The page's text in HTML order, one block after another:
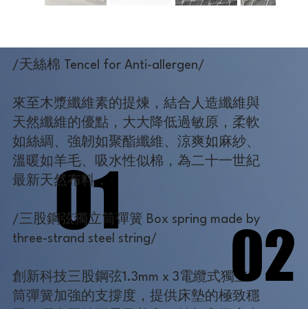
01
01
/天絲棉 Tencel for Anti-allergen/
來至木漿纖維素的提煉，結合人造纖維與
天然纖維的優點，大大降低過敏原，柔軟
如絲綢、強韌如聚酯纖維、涼爽如麻紗、
溫暖如羊毛、吸水性似棉，為二十一世紀
最新天然布料．
/三股鋼弦獨立筒彈簧 Box spring made by
three-strand steel string/
創新科技三股鋼弦1.3mm x 3電纜式獨立
筒彈簧加強的支撐度，提供床墊的極致穩
02
02